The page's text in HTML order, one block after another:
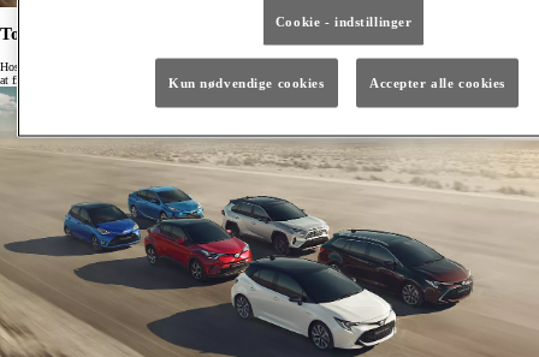
Toyota har Danmarks bedste billån i test
Hos Toyota kan du få et billån igennem Toyota Finans, Toyotas eget finansieringsselskab. Du har mulighed for
at finansiere din brugte eller nye bil.
Cookie - indstillinger
Kun nødvendige cookies Accepter alle cookies